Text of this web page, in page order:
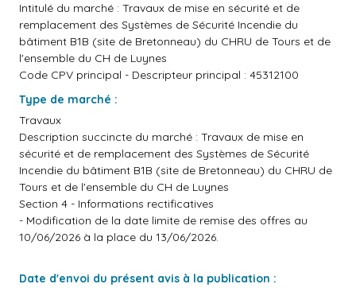
Intitulé du marché : Travaux de mise en sécurité et de
remplacement des Systèmes de Sécurité Incendie du
bâtiment B1B (site de Bretonneau) du CHRU de Tours et de
l'ensemble du CH de Luynes
Code CPV principal - Descripteur principal : 45312100
Type de marché :
Travaux
Description succincte du marché : Travaux de mise en
sécurité et de remplacement des Systèmes de Sécurité
Incendie du bâtiment B1B (site de Bretonneau) du CHRU de
Tours et de l'ensemble du CH de Luynes
Section 4 - Informations rectificatives
- Modification de la date limite de remise des offres au
10/06/2026 à la place du 13/06/2026.
Date d'envoi du présent avis à la publication :